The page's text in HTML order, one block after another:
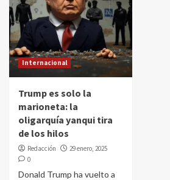
Internacional
Trump es solo la
marioneta: la
oligarquía yanqui tira
de los hilos
Redacción
29 enero, 2025
0
Donald Trump ha vuelto a